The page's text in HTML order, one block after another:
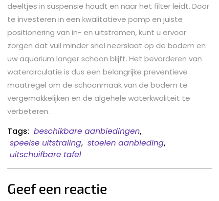
deeltjes in suspensie houdt en naar het filter leidt. Door
te investeren in een kwalitatieve pomp en juiste
positionering van in- en uitstromen, kunt u ervoor
zorgen dat vuil minder snel neerslaat op de bodem en
uw aquarium langer schoon blijft. Het bevorderen van
watercirculatie is dus een belangrijke preventieve
maatregel om de schoonmaak van de bodem te
vergemakkelijken en de algehele waterkwaliteit te
verbeteren.
Tags: beschikbare aanbiedingen,
speelse uitstraling, stoelen aanbieding,
uitschuifbare tafel
Geef een reactie